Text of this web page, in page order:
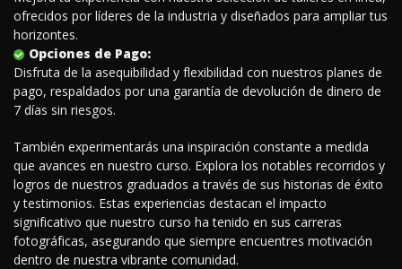
ofrecidos por líderes de la industria y diseñados para ampliar tus
horizontes.
Opciones de Pago:
Disfruta de la asequibilidad y flexibilidad con nuestros planes de
pago, respaldados por una garantía de devolución de dinero de
7 días sin riesgos.
También experimentarás una inspiración constante a medida
que avances en nuestro curso. Explora los notables recorridos y
logros de nuestros graduados a través de sus historias de éxito
y testimonios. Estas experiencias destacan el impacto
significativo que nuestro curso ha tenido en sus carreras
fotográficas, asegurando que siempre encuentres motivación
dentro de nuestra vibrante comunidad.